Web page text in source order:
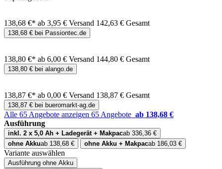
138,68 €* ab 3,95 € Versand 142,63 € Gesamt
138,68 € bei Passiontec.de
138,80 €* ab 6,00 € Versand 144,80 € Gesamt
138,80 € bei alango.de
138,87 €* ab 0,00 € Versand 138,87 € Gesamt
138,87 € bei bueromarkt-ag.de
Alle 65 Angebote anzeigen 65 Angebote ab 138,68 €
Ausführung
inkl. 2 x 5,0 Ah + Ladegerät + Makpacab 336,36 €
ohne Akkuab 138,68 € ohne Akku + Makpacab 186,03 €
Variante auswählen
Ausführung ohne Akku